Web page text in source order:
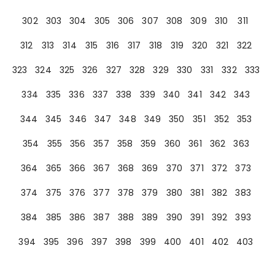
302
303 304 305 306 307 308 309 310
311
312
313 314 315 316 317 318 319 320 321
322
323
324 325 326 327 328 329 330 331 332
333
334
335 336 337 338 339 340 341 342
343
344
345 346 347 348 349 350 351 352
353
354
355 356 357 358 359 360 361 362
363
364
365 366 367 368 369 370 371 372
373
374
375 376 377 378 379 380 381 382
383
384
385 386 387 388 389 390 391 392
393
394
395 396 397 398 399 400 401 402
403